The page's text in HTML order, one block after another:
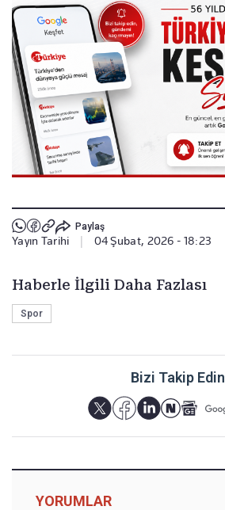
Paylaş
Yayın Tarihi 04 Şubat, 2026 - 18:23
Haberle İlgili Daha Fazlası
Spor
Bizi Takip Edin
YORUMLAR